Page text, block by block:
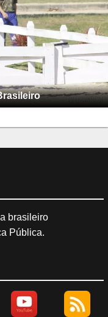
brasileiro
Pública.